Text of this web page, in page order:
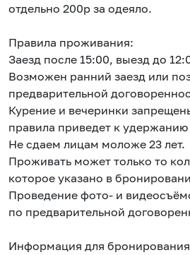
отдельно 200р за одеяло.
Правила проживания:
Заезд после 15:00, выезд до
Возможен ранний заезд или
предварительной
Курение и вечеринки
правила приведет к удержанию
Не сдаем лицам моложе 23 лет.
Проживать может только то
которое указано в
Проведение фото- и
по предварительной
Информация для